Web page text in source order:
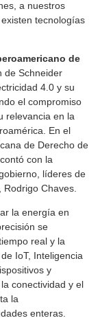
a nuestros
tecnologías
de
de Schneider
4.0 y su
el compromiso
relevancia en la
En el
de Derecho de
con la
líderes de
Chaves.
la energía en
se
real y la
IoT, Inteligencia
y
conectividad y el
la
enteras.